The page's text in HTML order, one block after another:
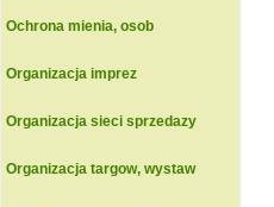
Ochrona mienia, osob
Organizacja imprez
Organizacja sieci sprzedazy
Organizacja targow, wystaw